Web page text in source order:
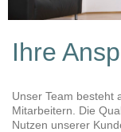
Ihre
Unser Team besteht
Mitarbeitern. Die
Nutzen unserer